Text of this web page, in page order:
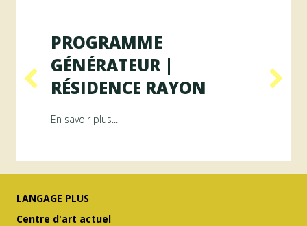
ArAMiS
PROGRAMME
GÉNÉRATEUR |
RÉSIDENCE RAYON
En savoir plus...
LANGAGE PLUS
Centre d'art actuel